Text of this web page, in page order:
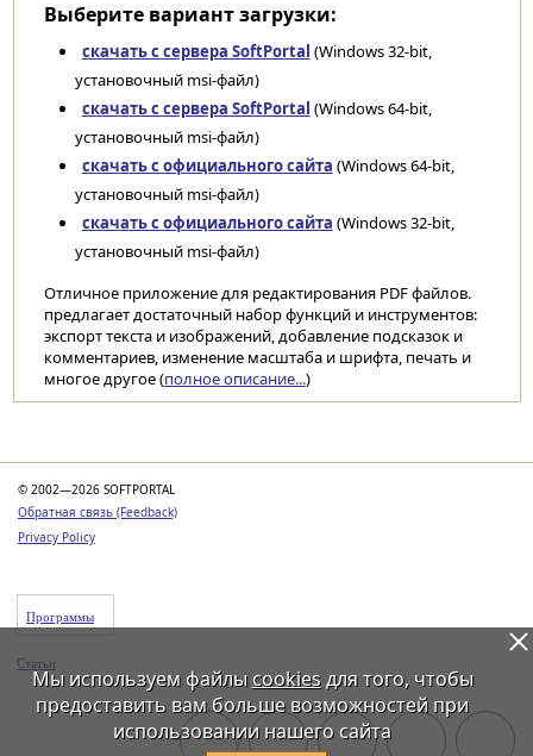
Выберите вариант загрузки:
скачать с сервера SoftPortal (Windows 32-bit,
установочный msi-файл)
скачать с сервера SoftPortal (Windows 64-bit,
установочный msi-файл)
скачать с официального сайта (Windows 64-bit,
установочный msi-файл)
скачать с официального сайта (Windows 32-bit,
установочный msi-файл)
Отличное приложение для редактирования PDF файлов.
предлагает достаточный набор функций и инструментов:
экспорт текста и изображений, добавление подсказок и
комментариев, изменение масштаба и шрифта, печать и
многое другое (полное описание...)
© 2002—2026 SOFTPORTAL
Обратная связь (Feedback)
Privacy Policy
Программы
Статьи
Мы используем файлы cookiesдля того, чтобы
предоставить вам больше возможностей при
использовании нашего сайта